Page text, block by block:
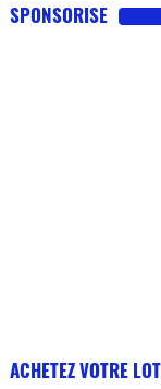
SPONSORISE
ACHETEZ VOTRE